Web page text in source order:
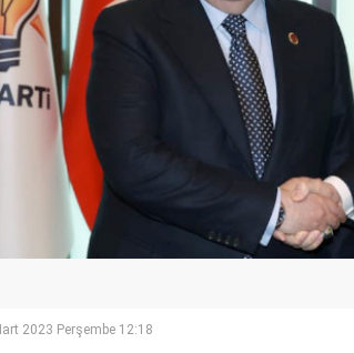
2023 Perşembe 12:18